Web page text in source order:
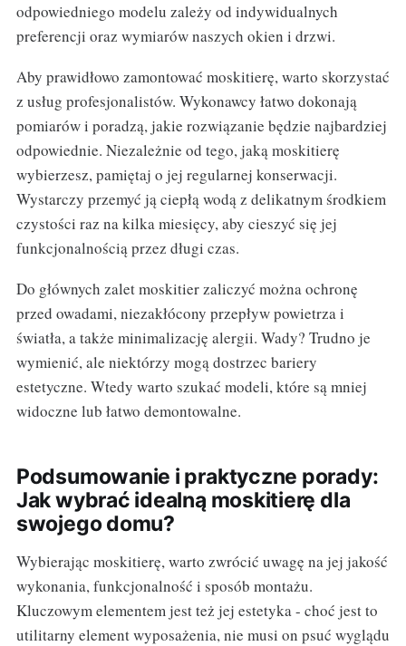
odpowiedniego modelu zależy od indywidualnych
preferencji oraz wymiarów naszych okien i drzwi.
Aby prawidłowo zamontować moskitierę, warto skorzystać
z usług profesjonalistów. Wykonawcy łatwo dokonają
pomiarów i poradzą, jakie rozwiązanie będzie najbardziej
odpowiednie. Niezależnie od tego, jaką moskitierę
wybierzesz, pamiętaj o jej regularnej konserwacji.
Wystarczy przemyć ją ciepłą wodą z delikatnym środkiem
czystości raz na kilka miesięcy, aby cieszyć się jej
funkcjonalnością przez długi czas.
Do głównych zalet moskitier zaliczyć można ochronę
przed owadami, niezakłócony przepływ powietrza i
światła, a także minimalizację alergii. Wady? Trudno je
wymienić, ale niektórzy mogą dostrzec bariery
estetyczne. Wtedy warto szukać modeli, które są mniej
widoczne lub łatwo demontowalne.
Podsumowanie i praktyczne porady:
Jak wybrać idealną moskitierę dla
swojego domu?
Wybierając moskitierę, warto zwrócić uwagę na jej jakość
wykonania, funkcjonalność i sposób montażu.
Kluczowym elementem jest też jej estetyka - choć jest to
utilitarny element wyposażenia, nie musi on psuć wyglądu